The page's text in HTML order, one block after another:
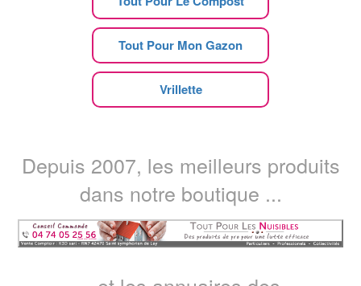
Tout Pour Mon Gazon
Vrillette
Depuis 2007, les meilleurs produits
dans notre boutique ...